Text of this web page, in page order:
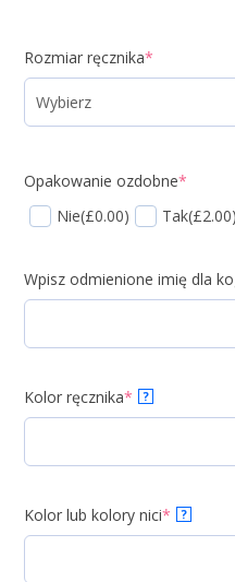
Rozmiar ręcznika*
Opakowanie ozdobne*
Nie(£0.00) Tak(£2.00)
Wpisz odmienione imię dla
Kolor ręcznika* ?
Kolor lub kolory nici* ?